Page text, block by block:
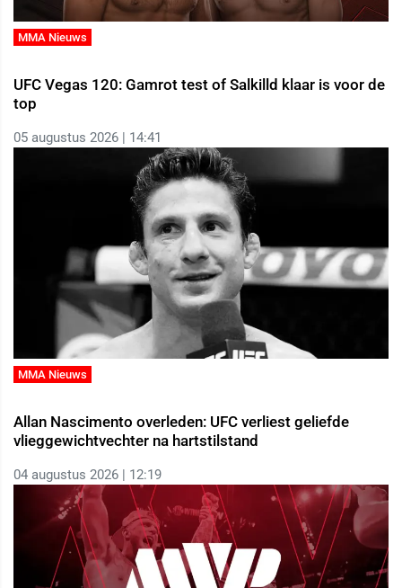
MMA Nieuws
UFC Vegas 120: Gamrot test of Salkilld klaar is voor de
top
05 augustus 2026 | 14:41
MMA Nieuws
Allan Nascimento overleden: UFC verliest geliefde
vlieggewichtvechter na hartstilstand
04 augustus 2026 | 12:19